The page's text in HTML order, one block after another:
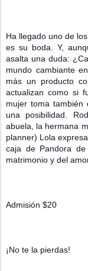
Ha llegado uno de
es su boda. Y,
asalta una duda:
mundo cambiante
más un producto
actualizan como si
mujer toma
una posibilidad.
abuela, la hermana
planner) Lola
caja de Pandora
matrimonio y del
Admisión $20
¡No te la pierdas!